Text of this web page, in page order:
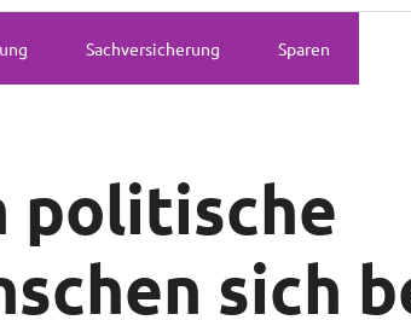
Sachversicherung Sparen
politische
sich